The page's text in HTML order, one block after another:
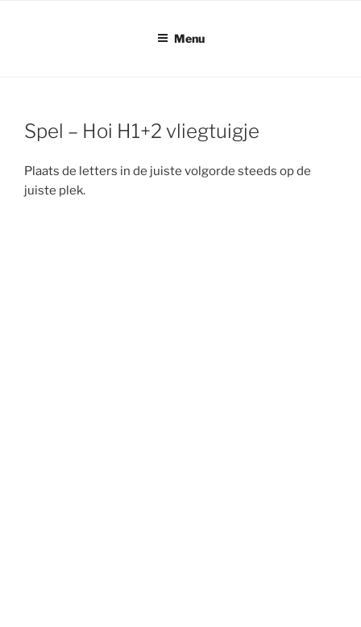
Menu
Spel – Hoi H1+2 vliegtuigje
Plaats de letters in de juiste volgorde steeds op de
juiste plek.